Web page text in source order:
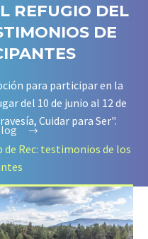
REFUGIO DEL
DE
para participar en la
del 10 de junio al 12 de
Cuidar para Ser".
de Rec: testimonios de los